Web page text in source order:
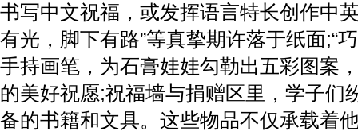
书写中文祝福，或发挥语言特长创作中
有光，脚下有路”等真挚期许落于纸面;“
手持画笔，为石膏娃娃勾勒出五彩图案
的美好祝愿;祝福墙与捐赠区里，学子们
备的书籍和文具。这些物品不仅承载着